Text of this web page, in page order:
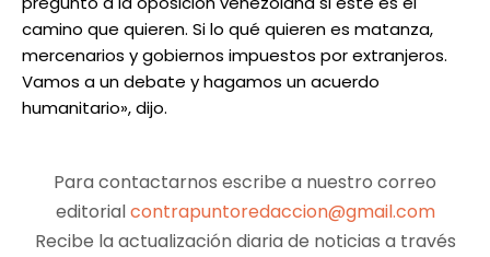
camino que quieren. Si lo qué quieren es matanza,
mercenarios y gobiernos impuestos por extranjeros.
Vamos a un debate y hagamos un acuerdo
humanitario», dijo.
Para contactarnos escribe a nuestro correo
editorialcontrapuntoredaccion@gmail.com
Recibe la actualización diaria de noticias a través